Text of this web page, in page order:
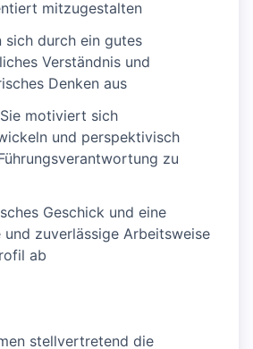
mitzugestalten
sich durch ein gutes
Verständnis und
Denken aus
motiviert sich
und perspektivisch
zu
Geschick und eine
zuverlässige Arbeitsweise
ab
stellvertretend die